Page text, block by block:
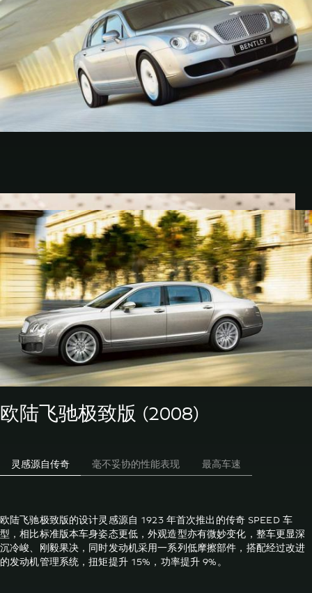
欧陆飞驰极致版 (2008)
灵感源自传奇 毫不妥协的性能表现 最高车速
欧陆飞驰极致版的设计灵感源自 1923 年首次推出的传奇 SPEED 车
型，相比标准版本车身姿态更低，外观造型亦有微妙变化，整车更显深
沉冷峻、刚毅果决，同时发动机采用一系列低摩擦部件，搭配经过改进
的发动机管理系统，扭矩提升 15%，功率提升 9%。